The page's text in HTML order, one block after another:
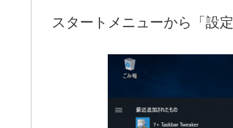
スタートメニューから「設